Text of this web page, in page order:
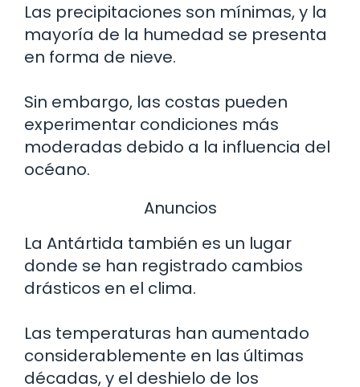
Las precipitaciones son mínimas, y la
mayoría de la humedad se presenta
en forma de nieve.
Sin embargo, las costas pueden
experimentar condiciones más
moderadas debido a la influencia del
océano.
Anuncios
La Antártida también es un lugar
donde se han registrado cambios
drásticos en el clima.
Las temperaturas han aumentado
considerablemente en las últimas
décadas, y el deshielo de los